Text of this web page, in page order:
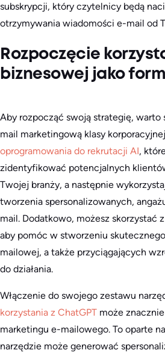
subskrypcji, który czytelnicy będą
otrzymywania wiadomości e-mail od
Rozpoczęcie
biznesowej jako
Aby rozpocząć swoją strategię, warto
mail marketingową klasy
oprogramowania do rekrutacji AI,
zidentyfikować potencjalnych
Twojej branży, a następnie
tworzenia spersonalizowanych,
mail. Dodatkowo, możesz skorzystać z
aby pomóc w stworzeniu
mailowej, a także przyciągających
do działania.
Włączenie do swojego zestawu
korzystania z ChatGPT może
marketingu e-mailowego. To oparte
narzędzie może generować